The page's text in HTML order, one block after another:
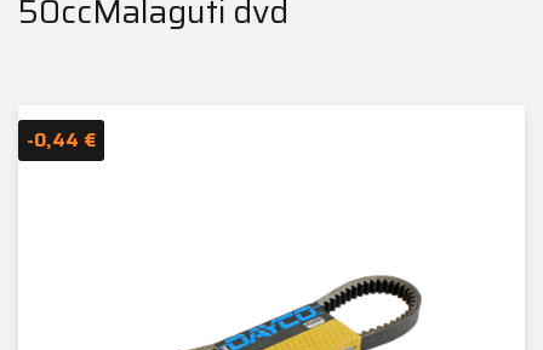
50ccMalaguti dvd
-0,44 €